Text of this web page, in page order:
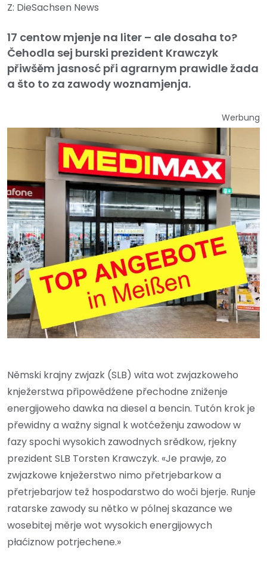
Z: DieSachsen News
17 centow mjenje na liter – ale dosaha to?
Čehodla sej burski prezident Krawczyk
přiwšěm jasnosć při agrarnym prawidle žada
a što to za zawody woznamjenja.
Werbung
Němski krajny zwjazk (SLB) wita wot zwjazkoweho
knježerstwa připowědźene přechodne zniženje
energijoweho dawka na diesel a bencin. Tutón krok je
přewidny a wažny signal k wotćeženju zawodow w
fazy spochi wysokich zawodnych srědkow, rjekny
prezident SLB Torsten Krawczyk. «Je prawje, zo
zwjazkowe knježerstwo nimo přetrjebarkow a
přetrjebarjow tež hospodarstwo do woči bjerje. Runje
ratarske zawody su nětko w pólnej skazance we
wosebitej měrje wot wysokich energijowych
płaćiznow potrjechene.»